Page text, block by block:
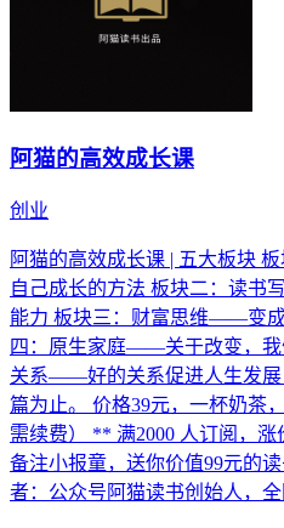
阿猫的高效成长课
创业
阿猫的高效成长课 | 五大板块
自己成长的方法 板块二：读
能力 板块三：财富思维——变
四：原生家庭——关于改变，我
关系——好的关系促进人生发展
篇为止。 价格39元，一杯奶茶
需续费） ** 满2000 人订阅，涨
备注小报童，送你价值99元的
者：公众号阿猫读书创始人，全